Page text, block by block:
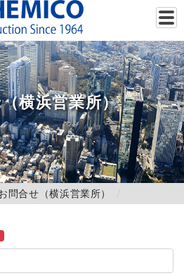
横浜営業所）
問合せ（横浜営業所）